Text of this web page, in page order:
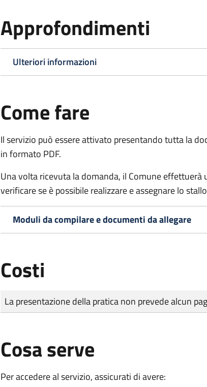
Approfondimenti
Ulteriori informazioni
Come fare
Il servizio può essere attivato presentando tutta la
in formato PDF.
Una volta ricevuta la domanda, il Comune effettuerà
verificare se è possibile realizzare e assegnare lo
Moduli da compilare e documenti da allegare
Costi
Tipo di pagamento
Importo
La presentazione della pratica non prevede alcun
Cosa serve
Per accedere al servizio, assicurati di avere: